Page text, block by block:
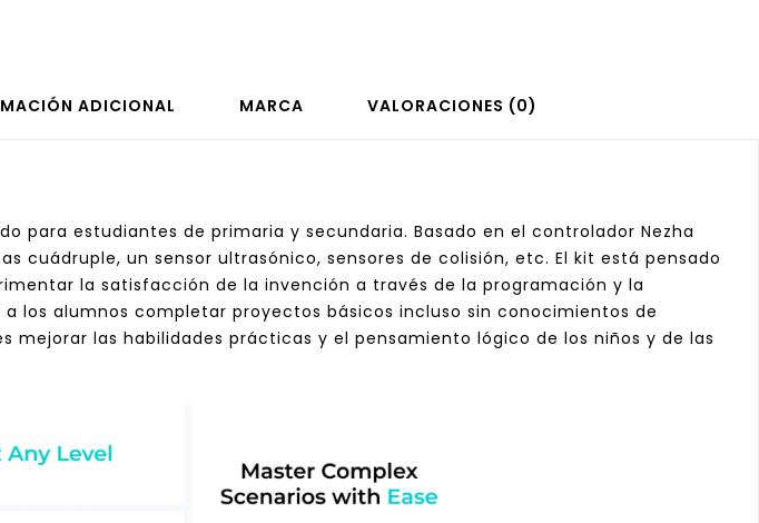
ADICIONAL MARCA VALORACIONES (0)
para estudiantes de primaria y secundaria. Basado en el controlador Nezha
cuádruple, un sensor ultrasónico, sensores de colisión, etc. El kit está pensado
la satisfacción de la invención a través de la programación y la
los alumnos completar proyectos básicos incluso sin conocimientos de
las habilidades prácticas y el pensamiento lógico de los niños y de las